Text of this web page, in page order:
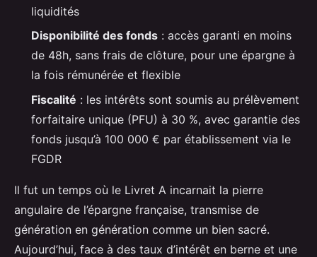
liquidités
Disponibilité des fonds : accès garanti en moins
de 48h, sans frais de clôture, pour une épargne à
la fois rémunérée et flexible
Fiscalité : les intérêts sont soumis au prélèvement
forfaitaire unique (PFU) à 30 %, avec garantie des
fonds jusqu’à 100 000 € par établissement via le
FGDR
Il fut un temps où le Livret A incarnait la pierre
angulaire de l’épargne française, transmise de
génération en génération comme un bien sacré.
Aujourd’hui, face à des taux d’intérêt en berne et une